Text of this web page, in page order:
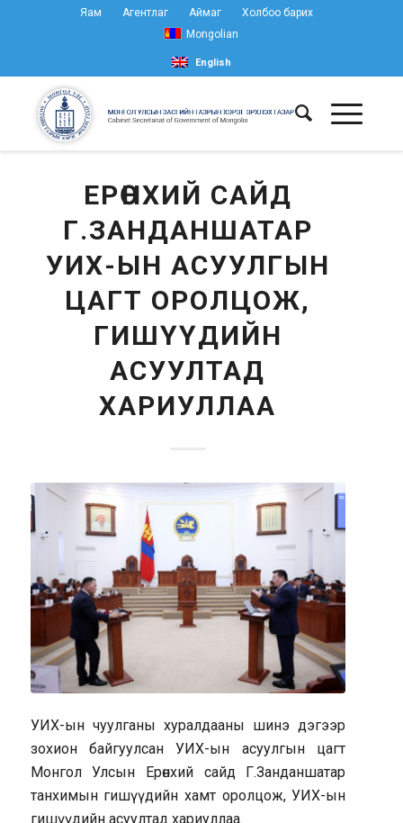
Яам Агентлаг Аймаг
Холбоо барих
Mongolian
English
ЕРӨНХИЙ САЙД
Г.ЗАНДАНШАТАР
УИХ-ЫН АСУУЛГЫН
ЦАГТ ОРОЛЦОЖ,
ГИШҮҮДИЙН
АСУУЛТАД
ХАРИУЛЛАА
УИХ-ын чуулганы хуралдааны шинэ дэгээр
зохион байгуулсан УИХ-ын асуулгын цагт
Монгол Улсын Ерөнхий сайд Г.Занданшатар
танхимын гишүүдийн хамт оролцож, УИХ-ын
гишүүдийн асуултад хариуллаа.